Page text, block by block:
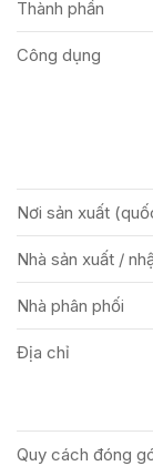
Thành phần
Công dụng
Nơi sản xuất
Nhà sản xuất /
Nhà phân phối
Địa chỉ
Quy cách đóng